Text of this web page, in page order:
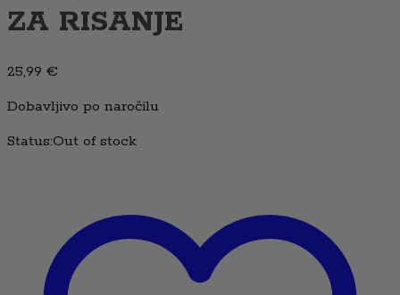
ZA RISANJE
25,99 €
Dobavljivo po naročilu
Status:Out of stock